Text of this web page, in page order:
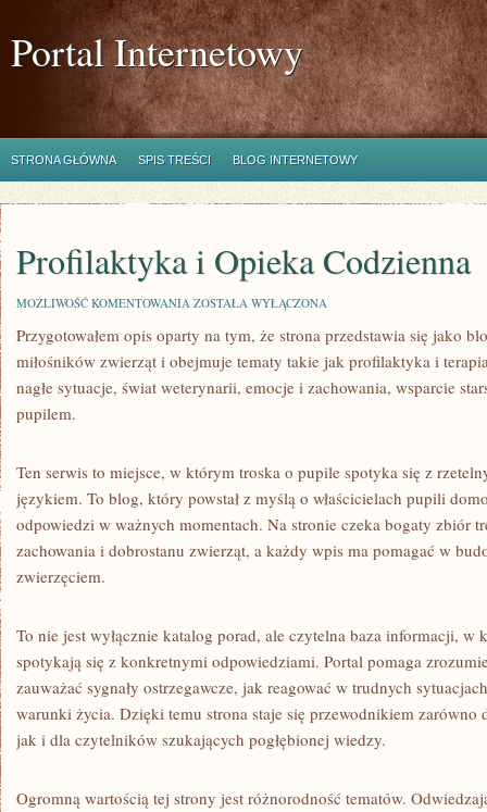
Portal Internetowy
STRONA GŁÓWNA SPIS TREŚCI BLOG INTERNETOWY
Profilaktyka i Opieka Codzienna
MOŻLIWOŚĆ KOMENTOWANIA PROFILAKTYKA
OPIEKA
CODZIENNA
ZOSTAŁA WYŁĄCZONA
Przygotowałem opis oparty na tym, że strona przedstawia się jako
miłośników zwierząt i obejmuje tematy takie jak profilaktyka i
nagłe sytuacje, świat weterynarii, emocje i zachowania, wsparcie
pupilem.
Ten serwis to miejsce, w którym troska o pupile spotyka się z
językiem. To blog, który powstał z myślą o właścicielach pupili
odpowiedzi w ważnych momentach. Na stronie czeka bogaty zbiór
zachowania i dobrostanu zwierząt, a każdy wpis ma pomagać w
zwierzęciem.
To nie jest wyłącznie katalog porad, ale czytelna baza informacji, w
spotykają się z konkretnymi odpowiedziami. Portal pomaga
zauważać sygnały ostrzegawcze, jak reagować w trudnych
warunki życia. Dzięki temu strona staje się przewodnikiem zarówno
jak i dla czytelników szukających pogłębionej wiedzy.
Ogromną wartością tej strony jest różnorodność tematów.